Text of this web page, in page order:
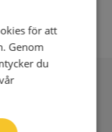
för att
Genom
du